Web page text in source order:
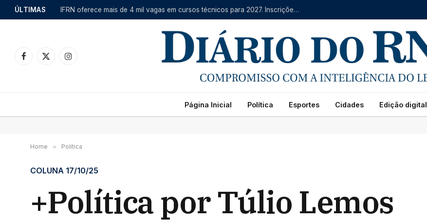
ÚLTIMAS IFRN oferece mais de 4 mil vagas em cursos técnicos para 2027. Inscrições começam na segunda (10)
Facebook
X
Instagram
Página Inicial Política Esportes Cidades Edição digital
Home » Política
COLUNA 17/10/25
+Política por Túlio Lemos